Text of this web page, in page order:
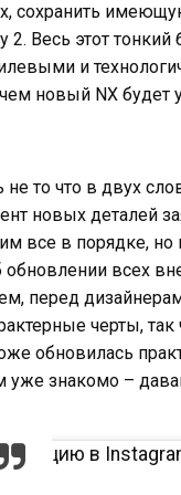
сохранить
Весь этот тонкий
и
новый NX будет
то что в двух
новых деталей
все в порядке, но
обновлении всех
перед
черты, так
обновилась
уже знакомо –
в